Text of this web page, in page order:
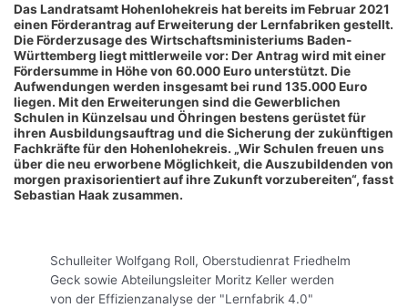
Das Landratsamt Hohenlohekreis hat bereits im Februar 2021
einen Förderantrag auf Erweiterung der Lernfabriken gestellt.
Die Förderzusage des Wirtschaftsministeriums Baden-
Württemberg liegt mittlerweile vor: Der Antrag wird mit einer
Fördersumme in Höhe von 60.000 Euro unterstützt. Die
Aufwendungen werden insgesamt bei rund 135.000 Euro
liegen. Mit den Erweiterungen sind die Gewerblichen
Schulen in Künzelsau und Öhringen bestens gerüstet für
ihren Ausbildungsauftrag und die Sicherung der zukünftigen
Fachkräfte für den Hohenlohekreis. „Wir Schulen freuen uns
über die neu erworbene Möglichkeit, die Auszubildenden von
morgen praxisorientiert auf ihre Zukunft vorzubereiten“, fasst
Sebastian Haak zusammen.
Schulleiter Wolfgang Roll, Oberstudienrat Friedhelm
Geck sowie Abteilungsleiter Moritz Keller werden
von der Effizienzanalyse der "Lernfabrik 4.0"